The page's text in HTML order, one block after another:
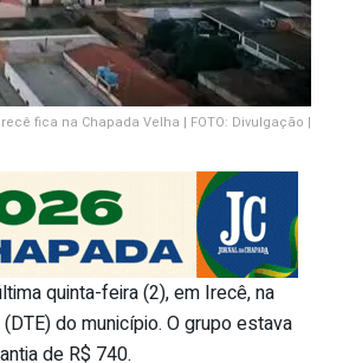
fica na Chapada Velha | FOTO: Divulgação |
quinta-feira (2), em Irecê, na
do município. O grupo estava
de R$ 740.